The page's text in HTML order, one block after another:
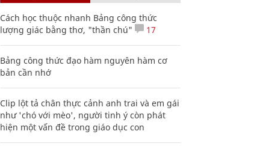
Cách học thuộc nhanh Bảng công thức
lượng giác bằng thơ, "thần chú"
17
Bảng công thức đạo hàm nguyên hàm cơ
bản cần nhớ
Clip lột tả chân thực cảnh anh trai và em gái
như 'chó với mèo', người tinh ý còn phát
hiện một vấn đề trong giáo dục con